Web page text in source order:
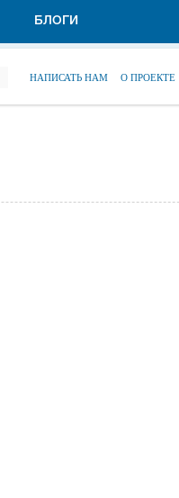
БЛОГИ
НАПИСАТЬ НАМ О ПРОЕКТЕ